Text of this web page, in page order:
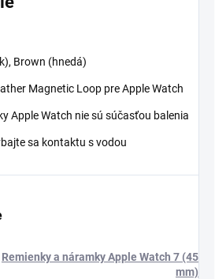
Brown (hnedá)
Magnetic Loop pre Apple Watch
Apple Watch nie sú súčasťou balenia
sa kontaktu s vodou
Remienky a náramky Apple Watch 7 (45
mm)